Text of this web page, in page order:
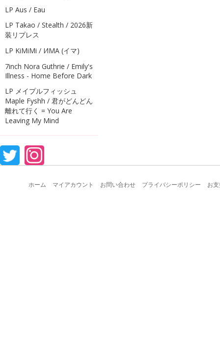
LP Aus / Eau
LP Takao / Stealth / 2026新
装リプレス
LP KiMiMi / ИМА (イマ)
7inch Nora Guthrie / Emily's
Illness - Home Before Dark
LP メイプルフィッシュ
Maple Fyshh / 君がどんどん
離れて行く = You Are
Leaving My Mind
ホーム マイアカウント お問い合わせ プライバシーポリシー お